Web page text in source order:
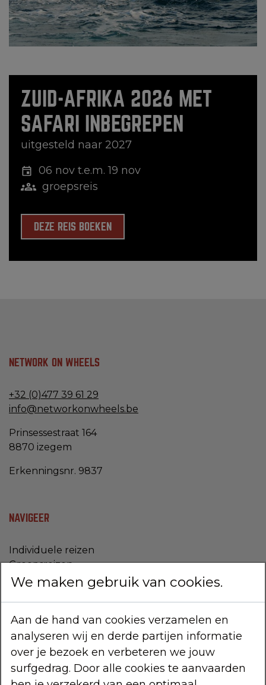
ZUID-AFRIKA 2026 MET
SAFARI INBEGREPEN
uitgesteld naar 2027
06 nov t.e.m. 19 nov
groepsreis
DEZE REIS BOEKEN
NETWORK ON WHEELS
+32 (0)477 39 61 29
info@networkonwheels.be
Prinsessestraat 164
8870 izegem
Erkenningsnr. 9837
NAVIGEER
Individuele reizen
Groepsreizen
Hoogtepunten
Contact
Infoavonden
VOLG ONS
We maken gebruik van cookies.
Aan de hand van cookies verzamelen en
analyseren wij en derde partijen informatie
over je bezoek en verbeteren we jouw
surfgedrag. Door alle cookies te aanvaarden